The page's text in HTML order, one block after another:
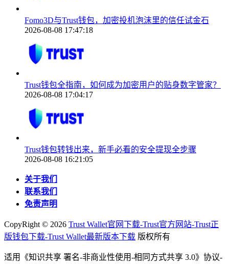
Fomo3D与Trust钱包，加密投机泡沫里的信任试金石
2026-08-08 17:47:18
Trust钱包全指南，如何成为加密用户的贴身数字管家？
2026-08-08 17:04:17
Trust钱包转钱出来，新手必看的安全提现全步骤
2026-08-08 16:21:05
关于我们
联系我们
免责声明
CopyRight © 2026 Trust Wallet官网下载-Trust官方网站-Trust正
版钱包下载-Trust Wallet最新版本下载 版权所有
适用《知识共享 署名-非商业性使用-相同方式共享 3.0》协议-